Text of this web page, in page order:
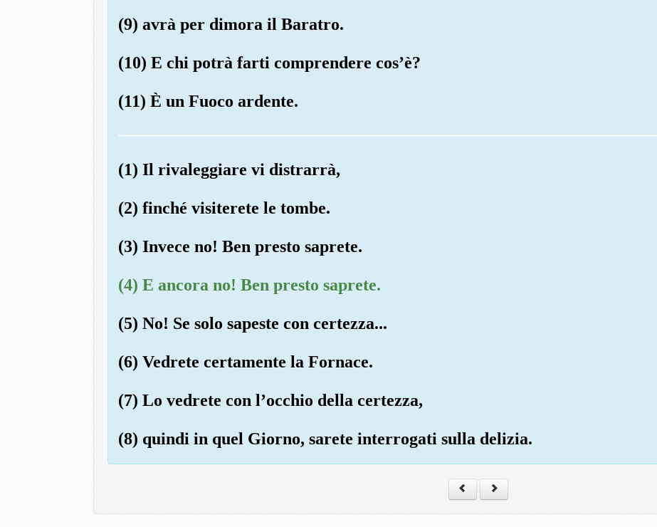
(9) avrà per dimora il Baratro.
(10) E chi potrà farti comprendere cos’è?
(11) È un Fuoco ardente.
(1) Il rivaleggiare vi distrarrà,
(2) finché visiterete le tombe.
(3) Invece no! Ben presto saprete.
(4) E ancora no! Ben presto saprete.
(5) No! Se solo sapeste con certezza...
(6) Vedrete certamente la Fornace.
(7) Lo vedrete con l’occhio della certezza,
(8) quindi in quel Giorno, sarete interrogati sulla delizia.